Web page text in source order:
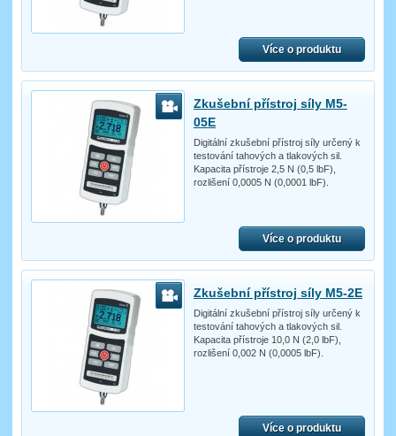
Více o produktu
Zkušební přístroj síly M5-
05E
Digitální zkušební přístroj síly určený k
testování tahových a tlakových sil.
Kapacita přístroje 2,5 N (0,5 lbF),
rozlišení 0,0005 N (0,0001 lbF).
Více o produktu
Zkušební přístroj síly M5-2E
Digitální zkušební přístroj síly určený k
testování tahových a tlakových sil.
Kapacita přístroje 10,0 N (2,0 lbF),
rozlišení 0,002 N (0,0005 lbF).
Více o produktu